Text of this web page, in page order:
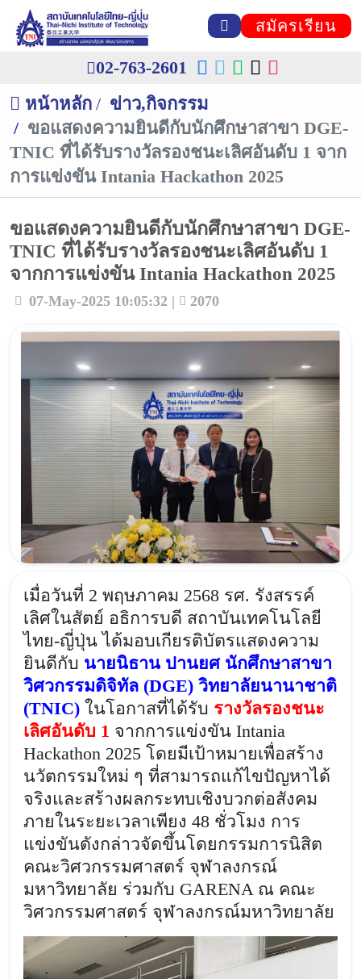
สมัครเรียน
02-763-2601
หน้าหลัก
ข่าว,กิจกรรม
ขอแสดงความยินดีกับนักศึกษาสาขา DGE-
TNIC ที่ได้รับรางวัลรองชนะเลิศอันดับ 1 จาก
การแข่งขัน Intania Hackathon 2025
ขอแสดงความยินดีกับนักศึกษาสาขา DGE-
TNIC ที่ได้รับรางวัลรองชนะเลิศอันดับ 1
จากการแข่งขัน Intania Hackathon 2025
07-May-2025 10:05:32 | 2070
เมื่อวันที่ 2 พฤษภาคม 2568 รศ. รังสรรค์
เลิศในสัตย์ อธิการบดี สถาบันเทคโนโลยี
ไทย-ญี่ปุ่น ได้มอบเกียรติบัตรแสดงความ
ยินดีกับ นายนิธาน ปานยศ นักศึกษาสาขา
วิศวกรรมดิจิทัล (DGE) วิทยาลัยนานาชาติ
(TNIC) ในโอกาสที่ได้รับ รางวัลรองชนะ
เลิศอันดับ 1 จากการแข่งขัน Intania
Hackathon 2025 โดยมีเป้าหมายเพื่อสร้าง
นวัตกรรมใหม่ ๆ ที่สามารถแก้ไขปัญหาได้
จริงและสร้างผลกระทบเชิงบวกต่อสังคม
ภายในระยะเวลาเพียง 48 ชั่วโมง การ
แข่งขันดังกล่าวจัดขึ้นโดยกรรมการนิสิต
คณะวิศวกรรมศาสตร์ จุฬาลงกรณ์
มหาวิทยาลัย ร่วมกับ GARENA ณ คณะ
วิศวกรรมศาสตร์ จุฬาลงกรณ์มหาวิทยาลัย